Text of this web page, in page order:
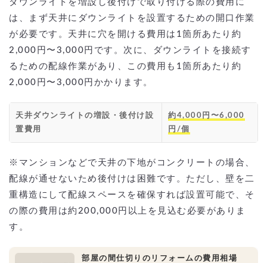
ダウンライトを増設し後付けで取り付ける際の費用に
は、まず天井にダウンライトを設置するための開口作業
が必要です。天井に穴を開ける費用は1箇所あたり約
2,000円〜3,000円です。次に、ダウンライトを接続す
るための配線作業があり、この費用も1箇所あたり約
2,000円〜3,000円かかります。
天井ダウンライトの増設・後付け設
置費用
約4,000円〜6,000
円/個
※マンションなどで天井の下地がコンクリートの場合、
配線が通せないため後付けは困難です。ただし、壁を二
重構造にして配線スペースを確保すれば設置可能で、そ
の際の費用は約200,000円以上を見込む必要がありま
す。
部屋の間仕切りのリフォームの費用相場